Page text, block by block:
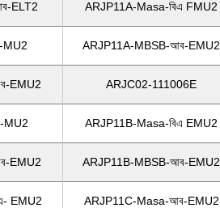
ELT2 ARJP11A-Masa-বিএ FMU2
MU2 ARJP11A-MBSB-আব-EMU2
EMU2 ARJC02-111006E
MU2 ARJP11B-Masa-বিএ EMU2
EMU2 ARJP11B-MBSB-আব-EMU2
EMU2 ARJP11C-Masa-আব-EMU2